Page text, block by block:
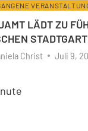
LÄDT ZU
Christ Juli 9,